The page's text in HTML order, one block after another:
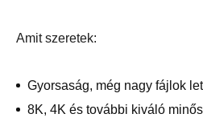
Amit szeretek:
Gyorsaság, még nagy fájlok
8K, 4K és további kiváló